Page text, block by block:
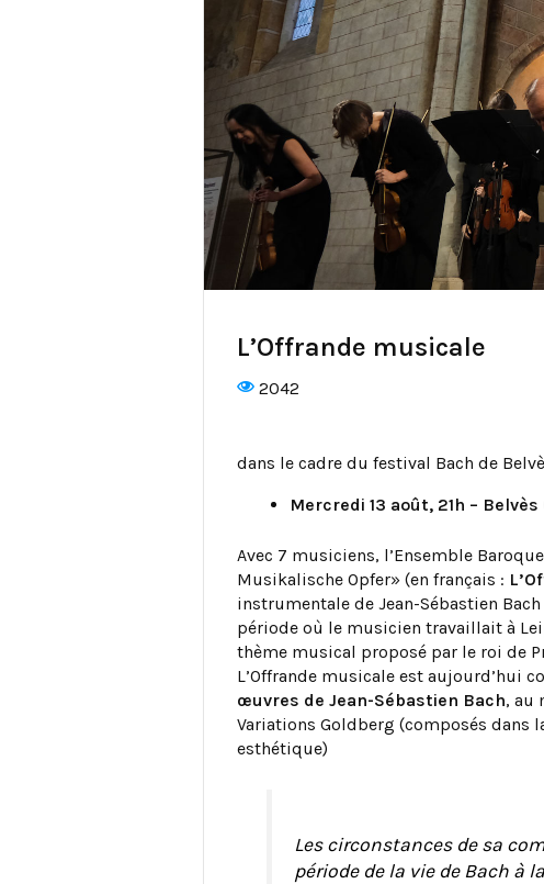
L’Offrande musicale
2042
dans le cadre du festival Bach de
Mercredi 13 août, 21h –
Avec 7 musiciens, l’Ensemble
Musikalische Opfer» (en français :
instrumentale de Jean-Sébastien
période où le musicien travaillait à
thème musical proposé par le roi de
L’Offrande musicale est aujourd’hui
œuvres de Jean-Sébastien Bach, au
Variations Goldberg (composés dans
esthétique)
Les circonstances de sa
période de la vie de Bach à